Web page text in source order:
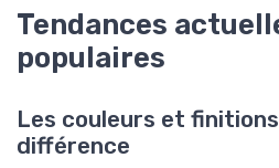
Tendances
populaires
Les couleurs et
différence